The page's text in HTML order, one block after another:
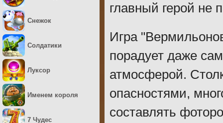
главный герой не
Игра
порадует даже
атмосферой.
опасностями,
составлять
Снежок
Солдатики
Луксор
Именем короля
7 Чудес